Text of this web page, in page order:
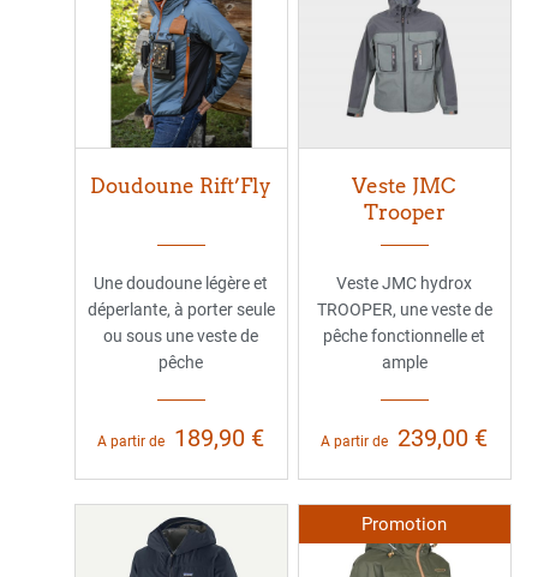
Doudoune Rift’Fly
Une doudoune légère et
déperlante, à porter seule
ou sous une veste de
pêche
A partir de 189,90 €
Veste JMC
Trooper
Veste JMC hydrox
TROOPER, une veste de
pêche fonctionnelle et
ample
A partir de 239,00 €
Promotion